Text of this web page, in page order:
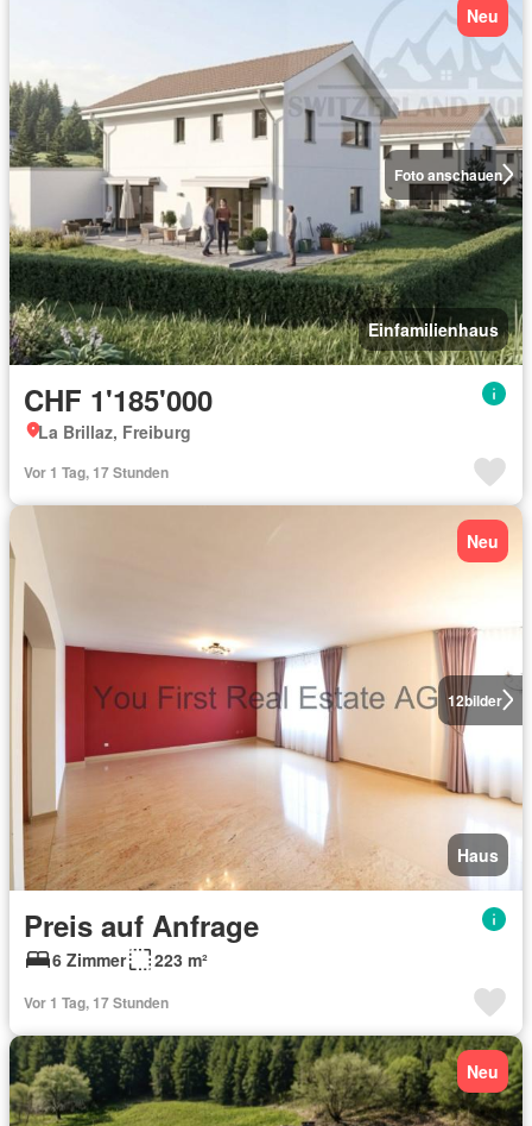
Foto anschauen
Neu
Einfamilienhaus
CHF 1'185'000
La Brillaz, Freiburg
Vor 1 Tag, 17 Stunden
12bilder
Neu
Haus
Preis auf Anfrage
6 Zimmer 223 m²
Vor 1 Tag, 17 Stunden
Neu